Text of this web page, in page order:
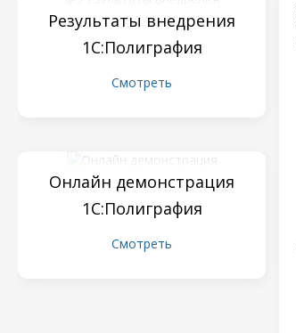
Результаты внедрения
1С:Полиграфия
Смотреть
Онлайн демонстрация
1С:Полиграфия
Смотреть